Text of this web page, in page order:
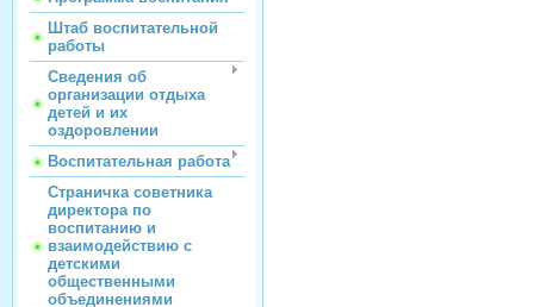
Штаб воспитательной
работы
Сведения об
организации отдыха
детей и их
оздоровлении
Воспитательная работа
Страничка советника
директора по
воспитанию и
взаимодействию с
детскими
общественными
объединениями